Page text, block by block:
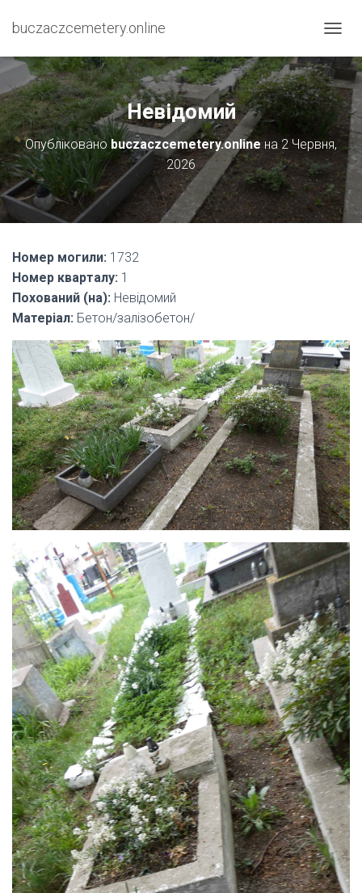
buczaczcemetery.online
Е
Р
Е
М
У
Т
И
Н
А
В
Невідомий
Опубліковано buczaczcemetery.onlineна 2 Червня,
2026
Номер могили: 1732
Номер кварталу: 1
Похований (на): Невідомий
Матеріал: Бетон/залізобетон/